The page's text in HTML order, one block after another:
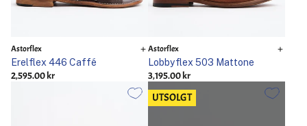
Astorflex
Erelflex 446 Caffé
2,595.00 kr
Astorflex
Lobbyflex 503 Mattone
3,195.00 kr
UTSOLGT